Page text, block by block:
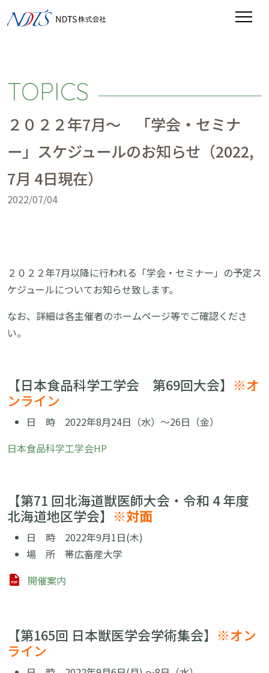
TOPICS
２０２２年7月〜 「学会・セミナ
ー」スケジュールのお知らせ（2022,
7月 4日現在）
2022/07/04
２０２２年7月以降に行われる「学会・セミナー」の予定ス
ケジュールについてお知らせ致します。
なお、詳細は各主催者のホームページ等でご確認くださ
い。
【日本食品科学工学会 第69回大会】 ※オ
ンライン
日 時 2022年8月24日（水）～26日（金）
日本食品科学工学会HP
【第71 回北海道獣医師大会・令和 4 年度
北海道地区学会】 ※対面
日 時 2022年9月1日(木)
場 所 帯広畜産大学
開催案内
【第165回 日本獣医学会学術集会】 ※オン
ライン